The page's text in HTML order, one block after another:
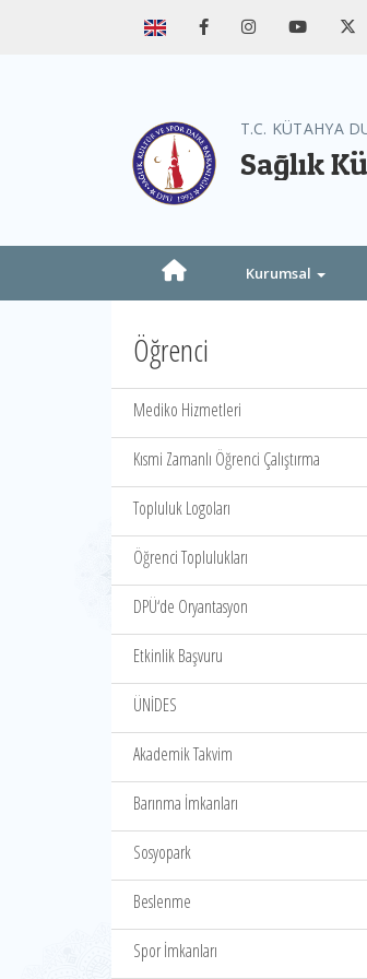
T.C. KÜTAHYA
Sağlık
Kurumsal
Öğrenci
Mediko Hizmetleri
Kısmi Zamanlı Öğrenci Çalıştırma
Topluluk Logoları
Öğrenci Toplulukları
DPÜ‘de Oryantasyon
Etkinlik Başvuru
ÜNİDES
Akademik Takvim
Barınma İmkanları
Sosyopark
Beslenme
Spor İmkanları